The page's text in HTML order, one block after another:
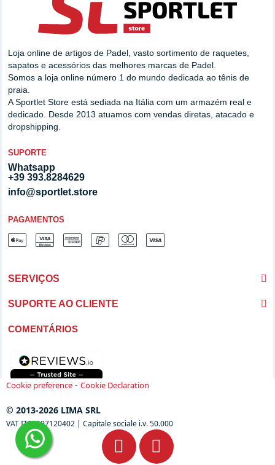
Loja online de artigos de Padel, vasto sortimento de raquetes,
sapatos e acessórios das melhores marcas de Padel.
Somos a loja online número 1 do mundo dedicada ao tênis de
praia.
A Sportlet Store está sediada na Itália com um armazém real e
dedicado. Desde 2013 atuamos com vendas diretas, atacado e
dropshipping.
SUPORTE
Whatsapp
+39 393.8284629
info@sportlet.store
PAGAMENTOS
SERVIÇOS
SUPORTE AO CLIENTE
COMENTÁRIOS
Cookie preference - Cookie Declaration
© 2013-2026 LIMA SRL
VAT IT04697120402 | Capitale sociale i.v. 50.000